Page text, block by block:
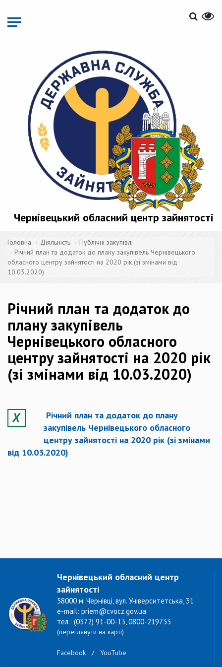
основного
матеріалу
Чернівецький обласний центр зайнятості
Головна Діяльність
Публічні закупівлі
Річний план та додаток до плану закупівель Чернівецького
обласного центру зайнятості на 2020 рік (зі змінами від
10.03.2020)
Річний план та додаток до
плану закупівель
Чернівецького обласного
центру зайнятості на 2020 рік
(зі змінами від 10.03.2020)
Річний план та додаток до плану
закупівель Чернівецького обласного
центру зайнятості на 2020 рік (зі змінами
від 10.03.2020)
Чернівецький обласний центр
зайнятості
58000 м. Чернівці, вул. Університетська, 31
e-mail: priem@cvocz.gov.ua
тел.: (0372) 91-00-13, 0800-219733
(переглянути на карті)
Facebook / YouTube